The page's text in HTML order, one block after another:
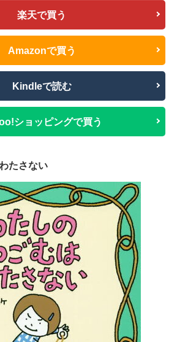
楽天で買う
Amazonで買う
Kindleで読む
ショッピングで買う
たさない